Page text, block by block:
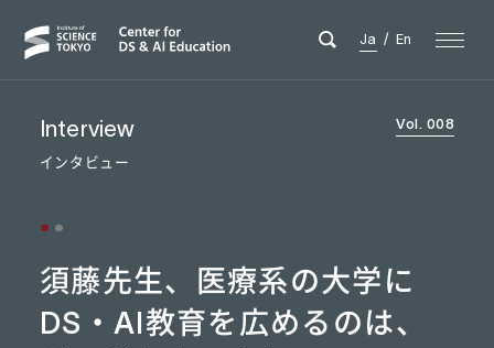
Ja / En
Interview
インタビュー
Vol. 008
須藤先生、医療系の大学に
DS・AI教育を広めるのは、